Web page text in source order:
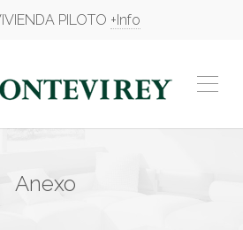
PILOTO +Info
Anexo